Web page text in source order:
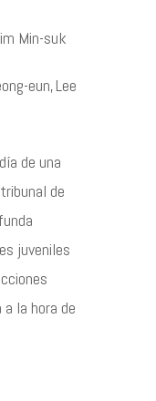
Min-suk
eun,Lee
de una
de
juveniles
la hora de